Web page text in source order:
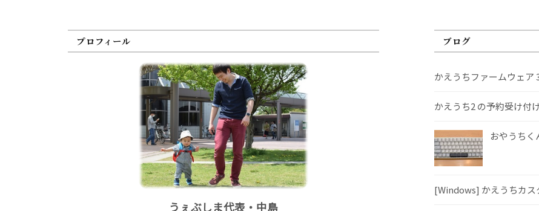
プロフィール
うぇぶしま代表・中島
ブログ
かえうちファームウェア
かえうち2 の予約受け付
おやうちく
[Windows] かえうちカス